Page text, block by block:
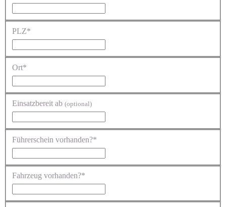
PLZ*
Ort*
Einsatzbereit ab (optional)
Führerschein vorhanden?*
Fahrzeug vorhanden?*